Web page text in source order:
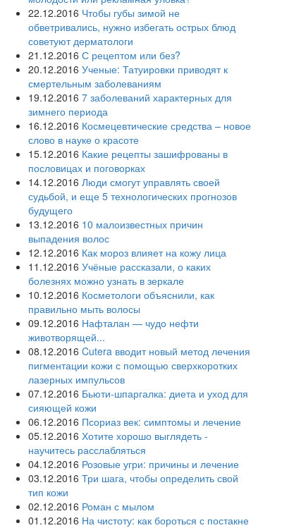
22.12.2016 Чтобы губы зимой не
обветривались, нужно избегать острых блюд
советуют дерматологи
21.12.2016 С рецептом или без?
20.12.2016 Ученые: Татуировки приводят к
смертельным заболеваниям
19.12.2016 7 заболеваний характерных для
зимнего периода
16.12.2016 Космецевтические средства – новое
слово в науке о красоте
15.12.2016 Какие рецепты зашифрованы в
пословицах и поговорках
14.12.2016 Люди смогут управлять своей
судьбой, и еще 5 технологических прогнозов
будущего
13.12.2016 10 малоизвестных причин
выпадения волос
12.12.2016 Как мороз влияет на кожу лица
11.12.2016 Учёные рассказали, о каких
болезнях можно узнать в зеркале
10.12.2016 Косметологи объяснили, как
правильно мыть волосы
09.12.2016 Нафталан — чудо нефти
животворящей...
08.12.2016 Cutera вводит новый метод лечения
пигментации кожи с помощью сверхкоротких
лазерных импульсов
07.12.2016 Бьюти-шпаргалка: диета и уход для
сияющей кожи
06.12.2016 Псориаз век: симптомы и лечение
05.12.2016 Хотите хорошо выглядеть -
научитесь расслабляться
04.12.2016 Розовые угри: причины и лечение
03.12.2016 Три шага, чтобы определить свой
тип кожи
02.12.2016 Роман с мылом
01.12.2016 На чистоту: как бороться с постакне